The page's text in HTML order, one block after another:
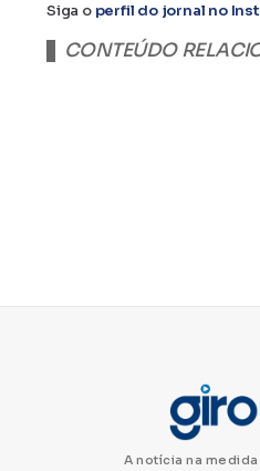
Siga o perfil do jornal no
CONTEÚDO
A notícia na